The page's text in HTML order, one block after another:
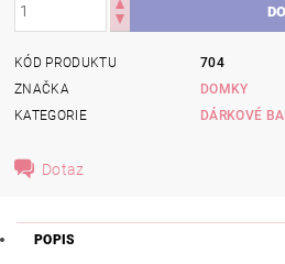
KÓD PRODUKTU
704
ZNAČKA
DOMKY
KATEGORIE
DÁRKOVÉ
Dotaz
POPIS